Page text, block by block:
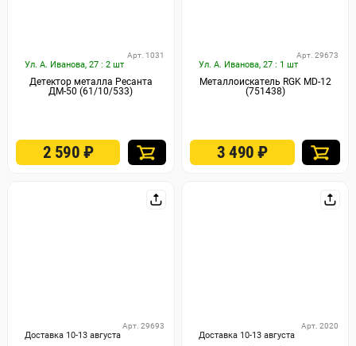
Ул. А. Иванова, 27 : 2 шт
Арт. 1031
Детектор металла Ресанта
ДМ-50 (61/10/533)
2 590 ₽
Ул. А. Иванова, 27 : 1 шт
Арт. 29673
Металлоискатель RGK MD-12
(751438)
3 490₽
Доставка 10-13 августа
Арт. 29693
Доставка 10-13 августа
Арт. 2020